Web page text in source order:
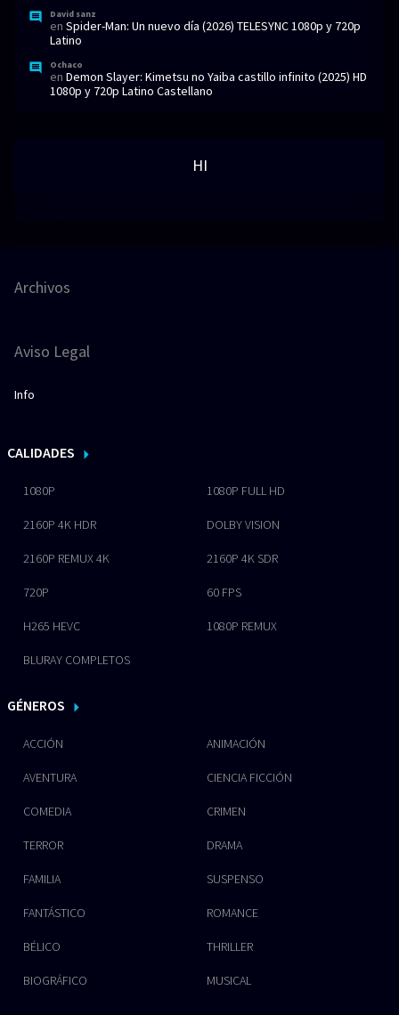
David sanz
en Spider-Man: Un nuevo día (2026) TELESYNC 1080p y 720p
Latino
Ochaco
en Demon Slayer: Kimetsu no Yaiba castillo infinito (2025) HD
1080p y 720p Latino Castellano
HI
Archivos
Aviso Legal
Info
CALIDADES
1080P 1080P FULL HD
2160P 4K HDR DOLBY VISION
2160P REMUX 4K 2160P 4K SDR
720P 60 FPS
H265 HEVC 1080P REMUX
BLURAY COMPLETOS
GÉNEROS
ACCIÓN ANIMACIÓN
AVENTURA CIENCIA FICCIÓN
COMEDIA CRIMEN
TERROR DRAMA
FAMILIA SUSPENSO
FANTÁSTICO ROMANCE
BÉLICO THRILLER
BIOGRÁFICO MUSICAL